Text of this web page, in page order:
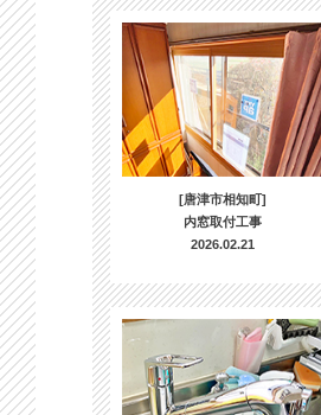
[唐津市相知町]
内窓取付工事
2026.02.21